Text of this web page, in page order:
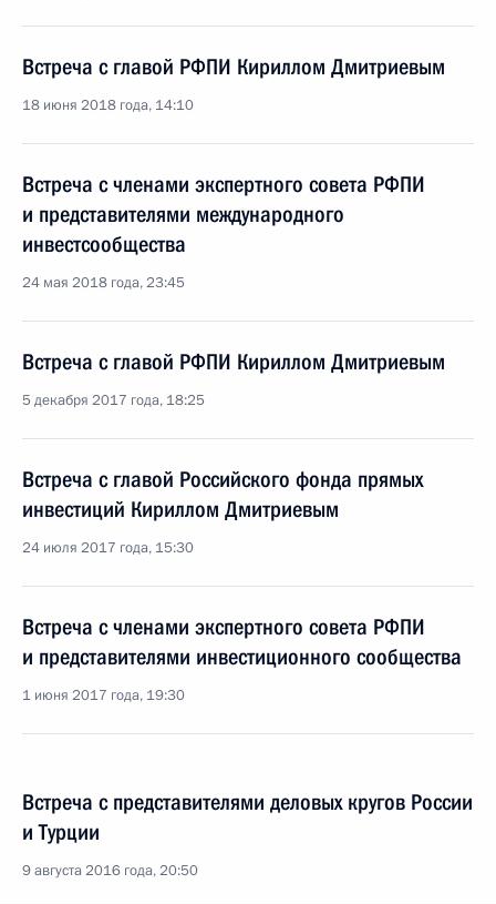
Встреча с главой РФПИ Кириллом Дмитриевым
18 июня 2018 года, 14:10
Встреча с членами экспертного совета РФПИ
и представителями международного
инвестсообщества
24 мая 2018 года, 23:45
Встреча с главой РФПИ Кириллом Дмитриевым
5 декабря 2017 года, 18:25
Встреча с главой Российского фонда прямых
инвестиций Кириллом Дмитриевым
24 июля 2017 года, 15:30
Встреча с членами экспертного совета РФПИ
и представителями инвестиционного сообщества
1 июня 2017 года, 19:30
Встреча с представителями деловых кругов России
и Турции
9 августа 2016 года, 20:50